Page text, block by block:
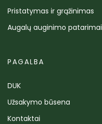
Pristatymas ir grąžinimas
Augalų auginimo patarimai
PAGALBA
DUK
Užsakymo būsena
Kontaktai